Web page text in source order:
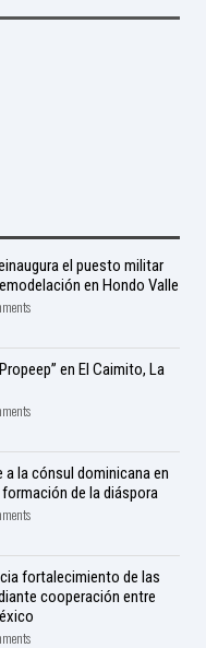
el puesto militar
en Hondo Valle
en El Caimito, La
a la cónsul dominicana en
de la diáspora
fortalecimiento de las
cooperación entre